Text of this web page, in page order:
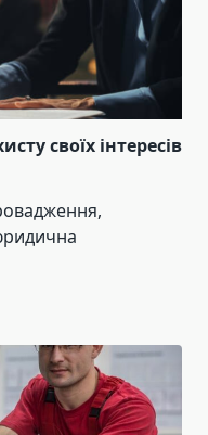
своїх інтересів